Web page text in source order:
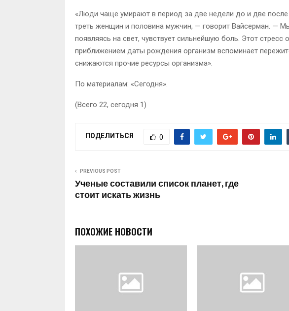
«Люди чаще умирают в период за две недели до и две
треть женщин и половина мужчин, — говорит Вайсерман. —
появляясь на свет, чувствует сильнейшую боль. Этот стресс
приближением даты рождения организм вспоминает
снижаются прочие ресурсы организма».
По материалам: «Сегодня».
(Всего 22, сегодня 1)
ПОДЕЛИТЬСЯ 0
PREVIOUS POST
Ученые составили список планет, где
стоит искать жизнь
ПОХОЖИЕ НОВОСТИ